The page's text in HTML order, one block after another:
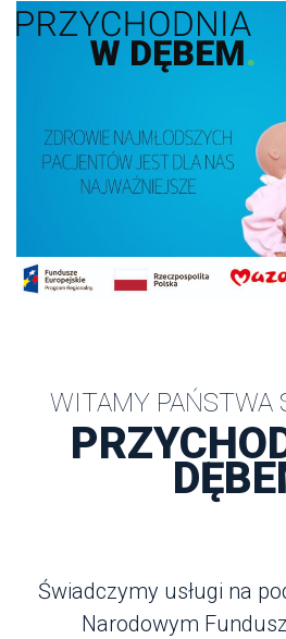
WITAMY PAŃSTWA
Świadczymy usługi na
Narodowym